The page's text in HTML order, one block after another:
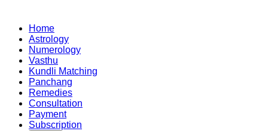
Home
Astrology
Numerology
Vasthu
Kundli Matching
Panchang
Remedies
Consultation
Payment
Subscription